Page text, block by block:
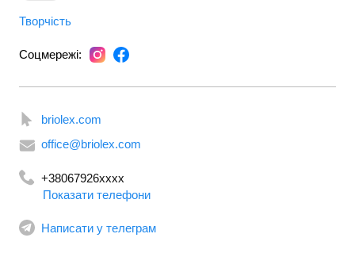
Творчість
Соцмережі:
briolex.com
office@briolex.com
+38067926xxxx
Показати телефони
Написати у телеграм